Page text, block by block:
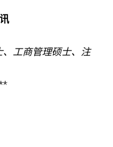
、工商管理硕士、注